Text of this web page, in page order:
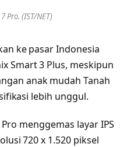
Pro. (IST/NET)
ke pasar Indonesia
Smart 3 Plus, meskipun
anak mudah Tanah
lebih unggul.
menggemas layar IPS
720 x 1.520 piksel